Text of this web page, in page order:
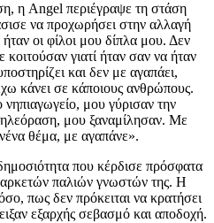
η Angel περιέγραψε τη στάση
να προχωρήσει στην αλλαγή
οι φίλοι μου δίπλα μου. Δεν
γιατί ήταν σαν να ήταν
και δεν με αγαπάει,
κάνει σε κάποιους ανθρώπους.
μου γύρισαν την
μου ξαναμίλησαν. Με
θέμα, με αγαπάνε».
που κέρδισε πρόσφατα
παλιών γνωστών της. Η
πως δεν πρόκειται να κρατήσει
εξαρχής σεβασμό και αποδοχή.